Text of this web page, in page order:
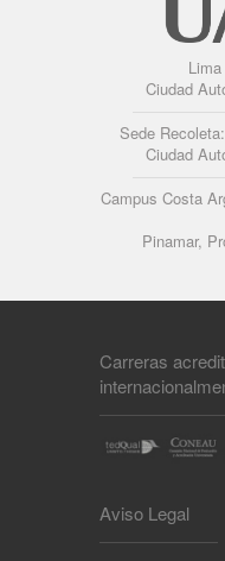
Ciudad
Sede
Ciudad
Campus Costa
Pinamar,
Carreras
Aviso Legal